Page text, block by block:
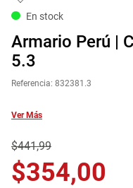
En stock
Armario Perú |
5.3
Referencia: 832381.3
Ver Más
$441,99
$354,00
.
armario lux
6.
7.
havana master
10
sofa